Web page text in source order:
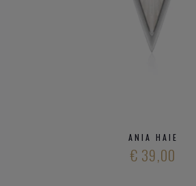
ANIA HAIE
€ 39,00